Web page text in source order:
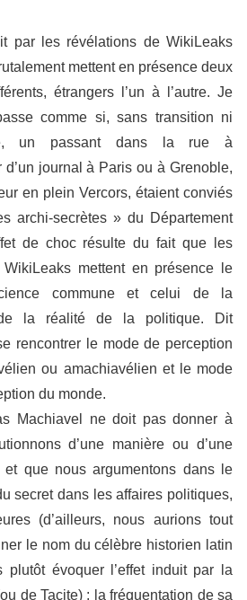
par les révélations de WikiLeaks
mettent en présence deux
étrangers l’un à l’autre. Je
comme si, sans transition ni
un passant dans la rue à
journal à Paris ou à Grenoble,
en plein Vercors, étaient conviés
archi-secrètes » du Département
de choc résulte du fait que les
mettent en présence le
commune et celui de la
la réalité de la politique. Dit
rencontrer le mode de perception
ou amachiavélien et le mode
du monde.
Machiavel ne doit pas donner à
d’une manière ou d’une
et que nous argumentons dans le
secret dans les affaires politiques,
(d’ailleurs, nous aurions tout
le nom du célèbre historien latin
plutôt évoquer l’effet induit par la
de Tacite) : la fréquentation de sa